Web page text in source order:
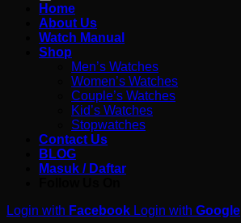
Home
About Us
Watch Manual
Shop
Men’s Watches
Women’s Watches
Couple’s Watches
Kid’s Watches
Stopwatches
Contact Us
BLOG
Masuk / Daftar
Login with Facebook Login with Google